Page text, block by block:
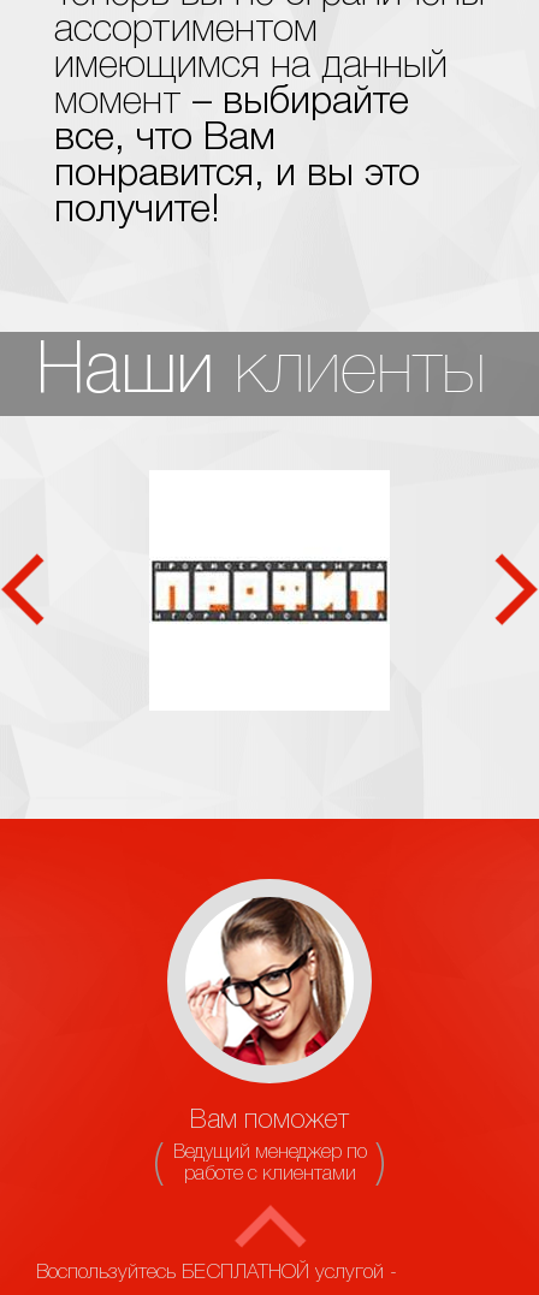
ассортиментом
имеющимся на данный
момент – выбирайте
все, что Вам
понравится, и вы это
получите!
Наши клиенты
Вам поможет
Ведущий менеджер по
работе с клиентами
Воспользуйтесь БЕСПЛАТНОЙ услугой -